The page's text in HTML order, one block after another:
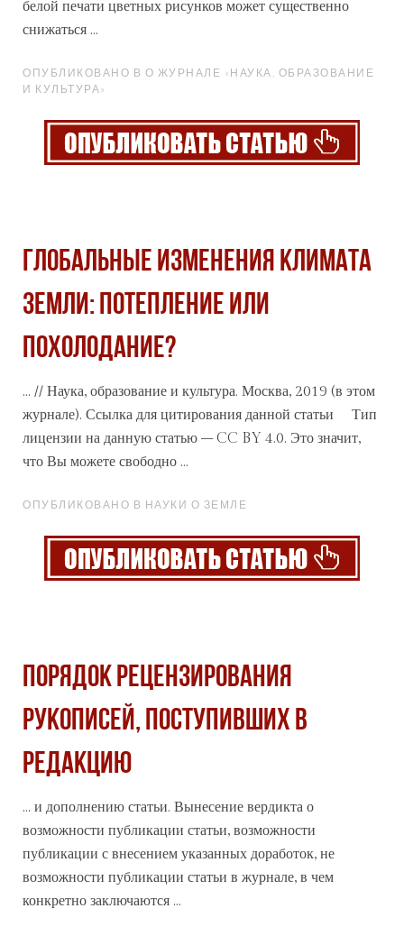
белой печати цветных рисунков может существенно
снижаться ...
ОПУБЛИКОВАНО В О ЖУРНАЛЕ «НАУКА, ОБРАЗОВАНИЕ
И КУЛЬТУРА»
ГЛОБАЛЬНЫЕ ИЗМЕНЕНИЯ КЛИМАТА
ЗЕМЛИ: ПОТЕПЛЕНИЕ ИЛИ
ПОХОЛОДАНИЕ?
... // Наука, образование и культура. Москва, 2019 (в этом
журнале). Ссылка для цитирования данной статьи Тип
лицензии на данную статью – CC BY 4.0. Это значит,
что Вы можете свободно ...
ОПУБЛИКОВАНО В НАУКИ О ЗЕМЛЕ
Порядок рецензирования
рукописей, поступивших в
редакцию
... и дополнению статьи. Вынесение вердикта о
возможности публикации статьи, возможности
публикации с внесением указанных доработок, не
возможности публикации статьи в журнале, в чем
конкретно заключаются ...